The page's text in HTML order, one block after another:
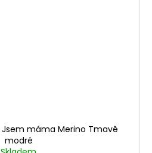
máma Merino Tmavě
modré